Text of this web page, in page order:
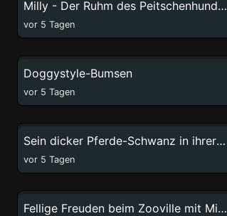
Milly - Der Ruhm des Peitschenhundes
vor 5 Tagen
Doggystyle-Bumsen
vor 5 Tagen
Sein dicker Pferde-Schwanz in ihrer engen Höhle, sie liebt's
vor 5 Tagen
Fellige Freuden beim Zooville mit Milly